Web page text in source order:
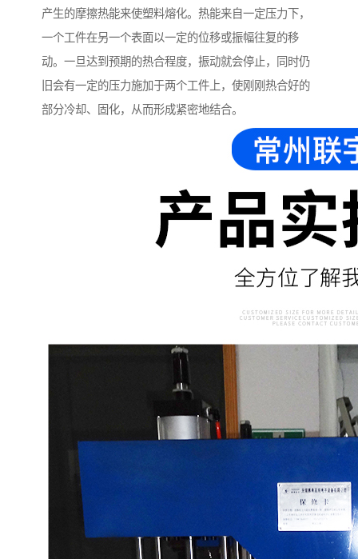
产生的摩擦热能来使塑料熔化。热能来自一定压力下，
一个工件在另一个表面以一定的位移或振幅往复的移
动。一旦达到预期的热合程度，振动就会停止，同时仍
旧会有一定的压力施加于两个工件上，使刚刚热合好的
部分冷却、固化，从而形成紧密地结合。